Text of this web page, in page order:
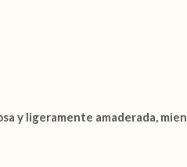
y ligeramente amaderada,